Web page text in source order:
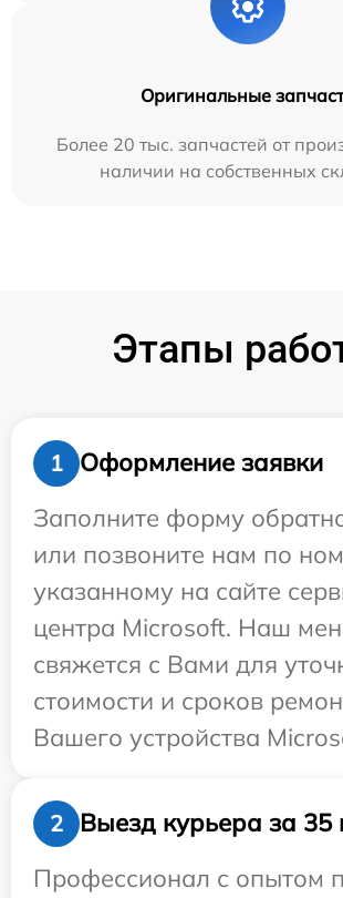
Оригинальные
Более 20 тыс. запчастей от
наличии на собственных
Этапы
1
Оформление заявки
Заполните форму
или позвоните нам по
указанному на сайте
центра Microsoft. Наш
свяжется с Вами для
стоимости и сроков
Вашего устройства
2
Выезд курьера за 35
Профессионал с опытом